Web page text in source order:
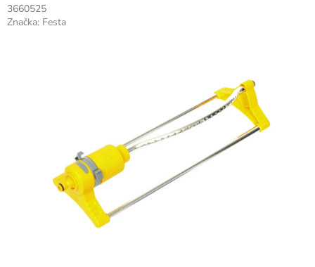
3660525
Značka: Festa